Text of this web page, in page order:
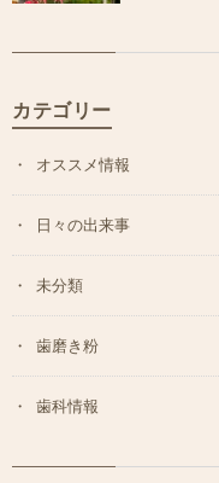
カテゴリー
オススメ情報
日々の出来事
未分類
歯磨き粉
歯科情報